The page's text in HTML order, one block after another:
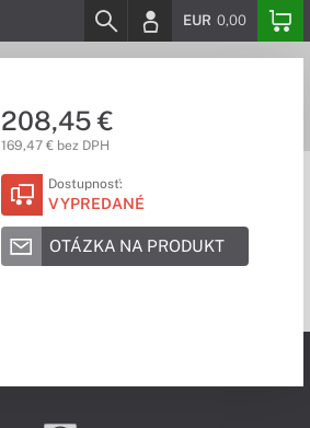
EUR 0,00
208,45 €
169,47 € bez DPH
Dostupnosť:
VYPREDANÉ
OTÁZKA NA PRODUKT